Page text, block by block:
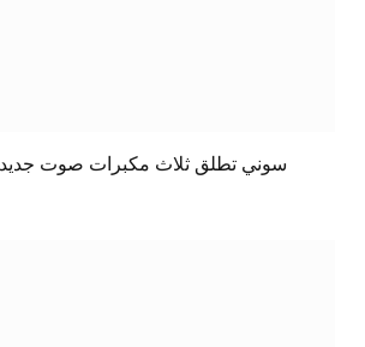
سوني تطلق ثلاث مكبرات صوت